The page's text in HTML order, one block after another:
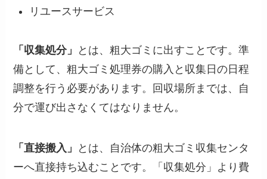
リユースサービス
「収集処分」
とは、粗大ゴミに出すことです。準
備として、粗大ゴミ処理券の購入と収集日の日程
調整を行う必要があります。回収場所までは、自
分で運び出さなくてはなりません。
「直接搬入」
とは、自治体の粗大ゴミ収集センタ
ーへ直接持ち込むことです。「収集処分」より費